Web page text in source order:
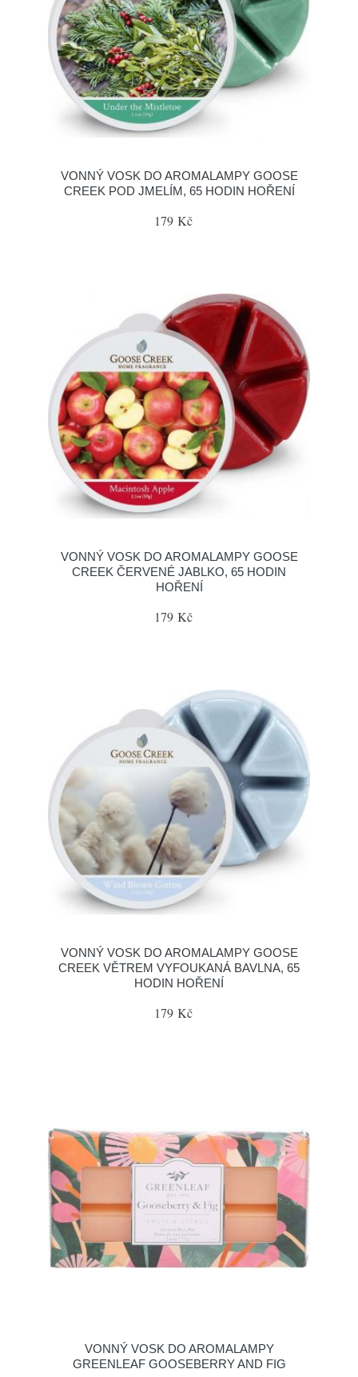
VONNÝ VOSK DO AROMALAMPY GOOSE
CREEK POD JMELÍM, 65 HODIN HOŘENÍ
179 Kč
VONNÝ VOSK DO AROMALAMPY GOOSE
CREEK ČERVENÉ JABLKO, 65 HODIN
HOŘENÍ
179 Kč
VONNÝ VOSK DO AROMALAMPY GOOSE
CREEK VĚTREM VYFOUKANÁ BAVLNA, 65
HODIN HOŘENÍ
179 Kč
VONNÝ VOSK DO AROMALAMPY
GREENLEAF GOOSEBERRY AND FIG